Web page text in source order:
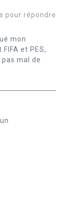
pour répondre
mon
et PES,
mal de